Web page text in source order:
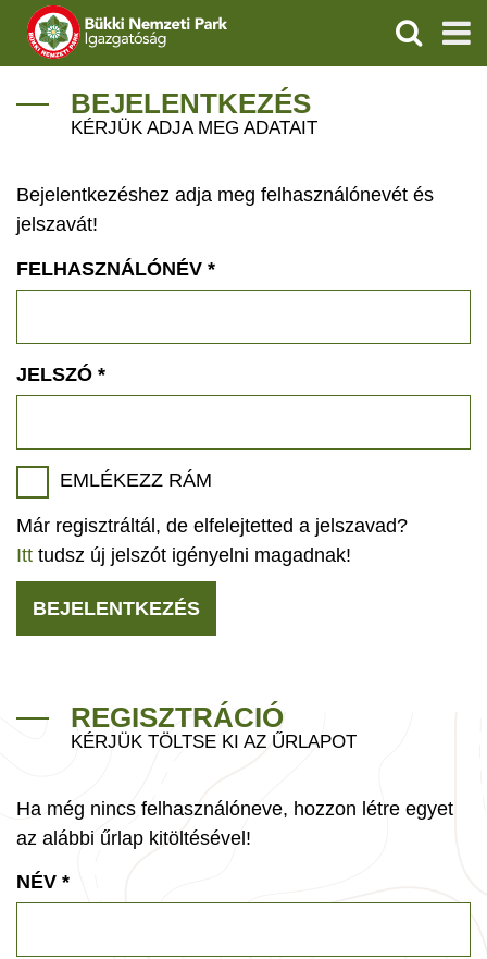
IGAZGATÓSÁG
VÍZVÉDELEM
ÖKOTURIZMUS
GEOPARKOK
KERESÉS
BEJELENTKEZÉS
KÉRJÜK ADJA MEG ADATAIT
Bejelentkezéshez adja meg felhasználónevét és
jelszavát!
FELHASZNÁLÓNÉV *
JELSZÓ *
EMLÉKEZZ RÁM
Már regisztráltál, de elfelejtetted a jelszavad?
Itt tudsz új jelszót igényelni magadnak!
BEJELENTKEZÉS
REGISZTRÁCIÓ
KÉRJÜK TÖLTSE KI AZ ŰRLAPOT
Ha még nincs felhasználóneve, hozzon létre egyet
az alábbi űrlap kitöltésével!
NÉV *